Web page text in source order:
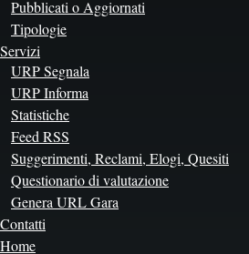
Pubblicati o Aggiornati
Tipologie
Servizi
URP Segnala
URP Informa
Statistiche
Feed RSS
Suggerimenti, Reclami, Elogi, Quesiti
Questionario di valutazione
Genera URL Gara
Contatti
Home